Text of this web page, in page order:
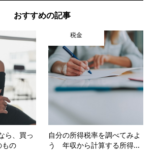
おすすめの記事
ら、買っ
もの
税金
自分の所得税率を調べてみよ
う 年収から計算する所得...